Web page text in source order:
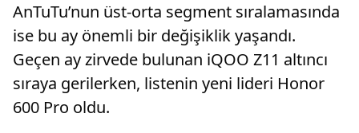
AnTuTu’nun üst-orta segment sıralamasında
ise bu ay önemli bir değişiklik yaşandı.
Geçen ay zirvede bulunan iQOO Z11 altıncı
sıraya gerilerken, listenin yeni lideri Honor
600 Pro oldu.